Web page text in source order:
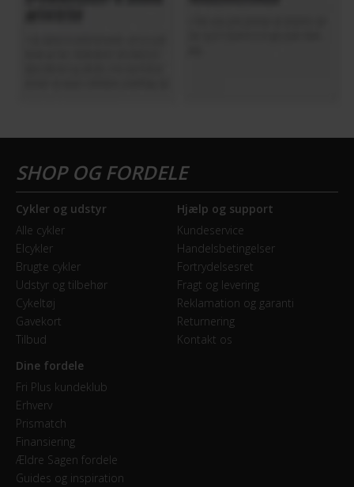
Cykler og udstyr
Alle cykler
Elcykler
Brugte cykler
Udstyr og tilbehør
Cykeltøj
Gavekort
Tilbud
Hjælp og support
Kundeservice
Handelsbetingelser
Fortrydelsesret
Fragt og levering
Reklamation og garanti
Returnering
Kontakt os
Dine fordele
Fri Plus kundeklub
Erhverv
Prismatch
Finansiering
Ældre Sagen fordele
Guides og inspiration